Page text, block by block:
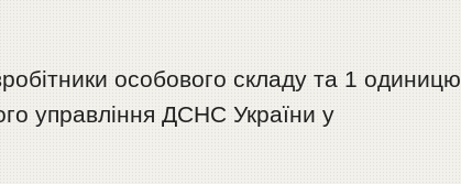
особового складу та 1 одиницю
управління ДСНС України у